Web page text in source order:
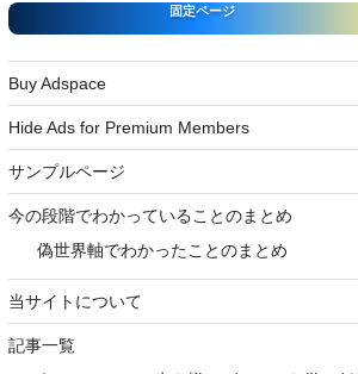
固定ページ
Buy Adspace
Hide Ads for Premium Members
サンプルページ
今の段階でわかっていることのまとめ
偽世界軸でわかったことのまとめ
当サイトについて
記事一覧